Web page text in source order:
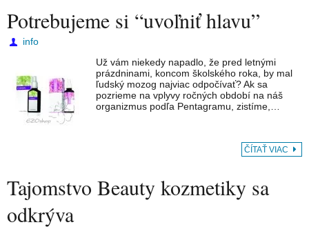
Potrebujeme si “uvoľniť hlavu”
info
Už vám niekedy napadlo, že pred letnými
prázdninami, koncom školského roka, by mal
ľudský mozog najviac odpočívať? Ak sa
pozrieme na vplyvy ročných období na náš
organizmus podľa Pentagramu, zistíme,…
ČÍTAŤ VIAC
Tajomstvo Beauty kozmetiky sa
odkrýva